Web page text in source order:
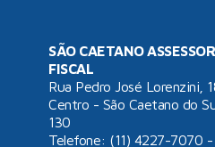
SÃO CAETANO
FISCAL
Rua Pedro José Lorenzini,
Centro - São Caetano do
130
Telefone: (11) 4227-7070